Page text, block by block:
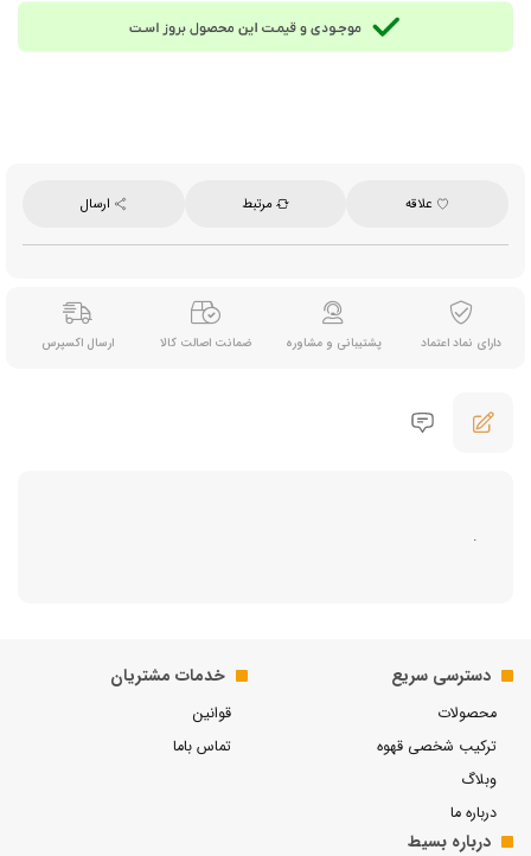
20 عدد ساشه 19.3 گرمی = 386 گرم
محصول ایران تحت لیسانس نستله سوییس
علاقه مرتبط ارسال
دارای نماد اعتماد پشتیبانی و مشاوره ضمانت اصالت کالا ارسال اکسپرس
.
دسترسی سریع
محصولات
ترکیب شخصی قهوه
وبلاگ
درباره ما
خدمات مشتریان
قوانین
تماس باما
درباره بسیط